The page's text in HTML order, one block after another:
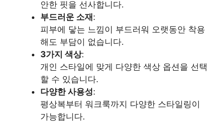
안한 핏을 선사합니다.
부드러운 소재:
피부에 닿는 느낌이 부드러워 오랫동안 착용
해도 부담이 없습니다.
3가지 색상:
개인 스타일에 맞게 다양한 색상 옵션을 선택
할 수 있습니다.
다양한 사용성:
평상복부터 워크룩까지 다양한 스타일링이
가능합니다.